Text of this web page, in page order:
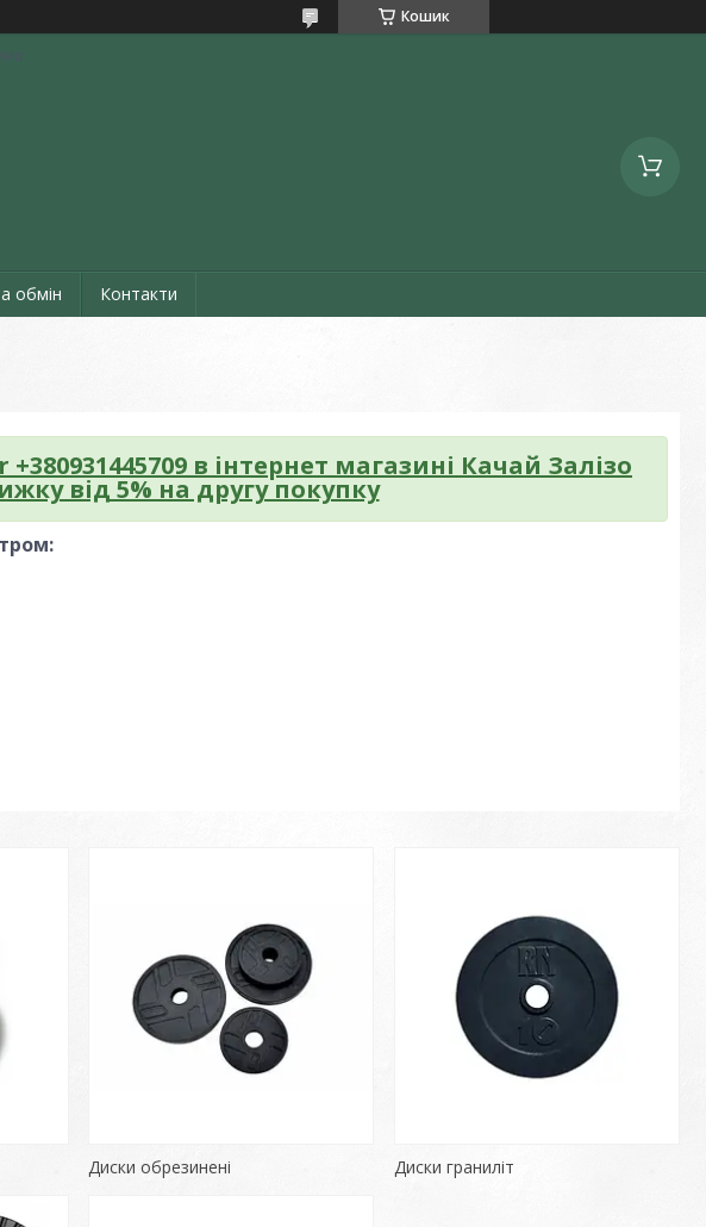
Кошик
обмін Контакти
в інтернет магазині Качай Залізо
від 5% на другу покупку
Диски обрезинені Диски граниліт